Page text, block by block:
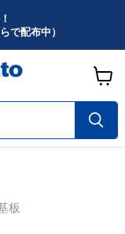
で配布中）
ー
ト
を
板